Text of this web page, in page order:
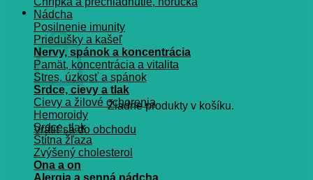
Košík
Žiadne produkty v košíku.
Vrátiť sa do obchodu
Nádcha
Posilnenie imunity
Priedušky a kašeľ
Nervy, spánok a koncentrácia
Pamät, koncentrácia a vitalita
Stres, úzkosť a spánok
Srdce, cievy a tlak
Cievy a žilové ochorenia
Hemoroidy
Srdce, tlak
Štítna žľaza
Zvýšený cholesterol
Ona a on
Alergia a senná nádcha